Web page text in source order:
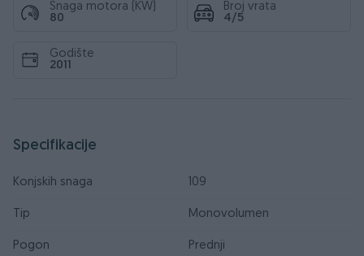
Snaga motora (KW)
80
Broj vrata
4/5
Godište
2011
Specifikacije
Konjskih snaga 109
Tip Monovolumen
Pogon Prednji